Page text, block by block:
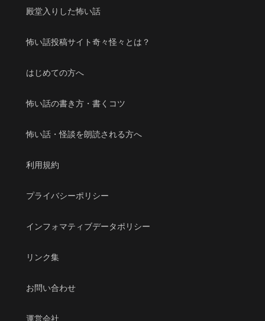
殿堂入りした怖い話
怖い話投稿サイト奇々怪々とは？
はじめての方へ
怖い話の書き方・書くコツ
怖い話・怪談を朗読される方へ
利用規約
プライバシーポリシー
インフォマティブデータポリシー
リンク集
お問い合わせ
運営会社